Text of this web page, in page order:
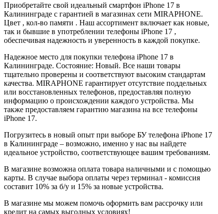
Приобретайте свой идеальный смартфон iPhone 17 в
Калининграде с гарантией в магазинах сети MIRAPHONE.
Цвет , кол-во памяти . Наш ассортимент включает как новые,
так и бывшие в употреблении телефоны iPhone 17 ,
обеспечивая надежность и уверенность в каждой покупке.
Надежное место для покупки телефона iPhone 17 в
Калининграде. Состояние: Новый. Все наши товары
тщательно проверены и соответствуют высоким стандартам
качества. MIRAPHONE гарантирует отсутствие поддельных
или восстановленных телефонов, предоставляя полную
информацию о происхождении каждого устройства. Мы
также предоставляем гарантию магазина на все телефоны
iPhone 17.
Погрузитесь в новый опыт при выборе БУ телефона iPhone 17
в Калининграде – возможно, именно у нас вы найдете
идеальное устройство, соответствующее вашим требованиям.
В магазине возможна оплата товара наличными и с помощью
карты. В случае выбора оплаты через терминал - комиссия
составит 10% за б/у и 15% за новые устройства.
В магазине мы можем помочь оформить вам рассрочку или
кредит на самых выгодных условиях!